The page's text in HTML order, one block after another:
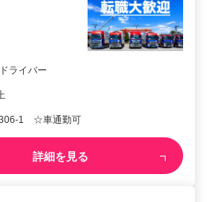
ライバー
306-1 ☆車通勤可
詳細を見る